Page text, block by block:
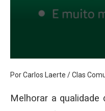
Por Carlos Laerte / Clas
Melhorar a